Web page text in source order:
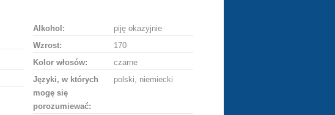
Alkohol:
piję okazyjnie
Wzrost:
170
Kolor włosów:
czarne
Języki, w których
mogę się
porozumiewać:
polski, niemiecki